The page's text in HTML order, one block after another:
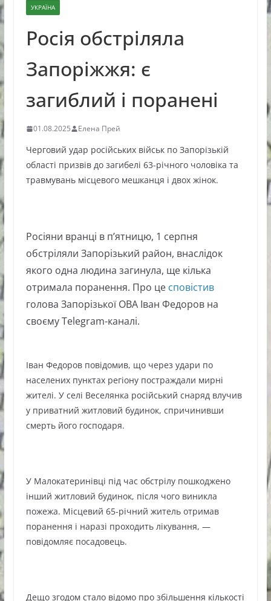
УКРАЇНА
Росія обстріляла
Запоріжжя: є
загиблий і поранені
01.08.2025 Елена Прей
Черговий удар російських військ по Запорізькій
області призвів до загибелі 63-річного чоловіка та
травмувань місцевого мешканця і двох жінок.
Росіяни вранці в п’ятницю, 1 серпня
обстріляли Запорізький район, внаслідок
якого одна людина загинула, ще кілька
отримала поранення. Про це сповістив
голова Запорізької ОВА Іван Федоров на
своєму Telegram-каналі.
Іван Федоров повідомив, що через удари по
населених пунктах регіону постраждали мирні
жителі. У селі Веселянка російський снаряд влучив
у приватний житловий будинок, спричинивши
смерть його господаря.
У Малокатеринівці під час обстрілу пошкоджено
інший житловий будинок, після чого виникла
пожежа. Місцевий 65-річний житель отримав
поранення і наразі проходить лікування, —
повідомляє посадовець.
Дещо згодом стало відомо про збільшення кількості